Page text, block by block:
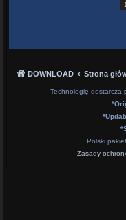
DOWNLOAD Strona
Technologię dostarcza
*
*
*
Polski
Zasady